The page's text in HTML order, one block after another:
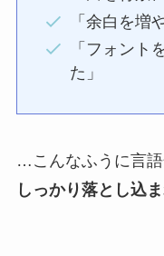
「余白を増
「フォント
た」
…こんなふうに言語
しっかり落とし込